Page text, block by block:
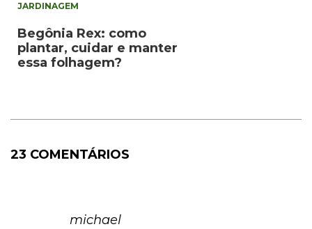
JARDINAGEM
Begônia Rex: como
plantar, cuidar e manter
essa folhagem?
23 COMENTÁRIOS
michael